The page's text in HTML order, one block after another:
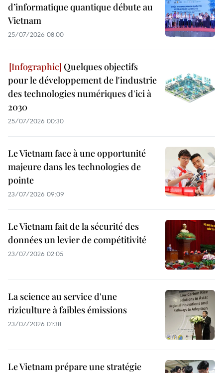
d’informatique quantique débute au
Vietnam
25/07/2026 08:00
Quelques objectifs
pour le développement de l'industrie
des technologies numériques d'ici à
2030
25/07/2026 00:30
Le Vietnam face à une opportunité
majeure dans les technologies de
pointe
23/07/2026 09:09
Le Vietnam fait de la sécurité des
données un levier de compétitivité
23/07/2026 02:05
La science au service d'une
riziculture à faibles émissions
23/07/2026 01:38
Le Vietnam prépare une stratégie